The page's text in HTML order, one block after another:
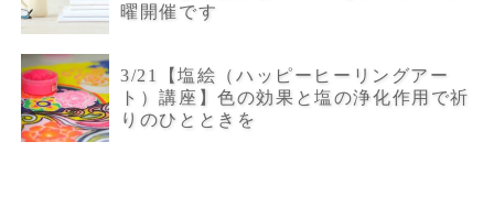
曜開催です
3/21【塩絵（ハッピーヒーリングアー
ト）講座】色の効果と塩の浄化作用で祈
りのひとときを